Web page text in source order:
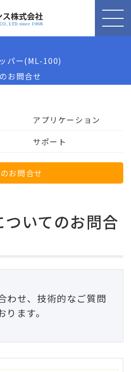
パー(ML-100)
お問合せ
アプリケーション
サポート
お問合せ
ついてのお問合
わせ、技術的なご質問
ます。